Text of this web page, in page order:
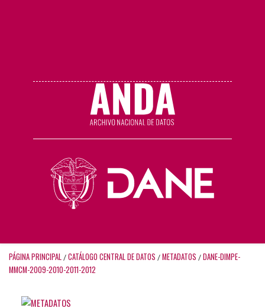
PÁGINA PRINCIPAL / CATÁLOGO CENTRAL DE DATOS / METADATOS / DANE-DIMPE-
MMCM-2009-2010-2011-2012